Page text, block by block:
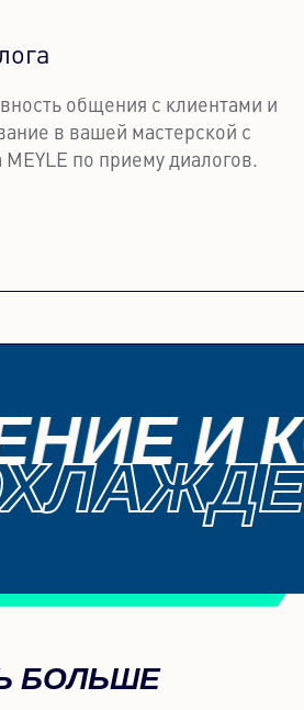
общения с клиентами и
в вашей мастерской с
по приему диалогов.
И
БОЛЬШЕ